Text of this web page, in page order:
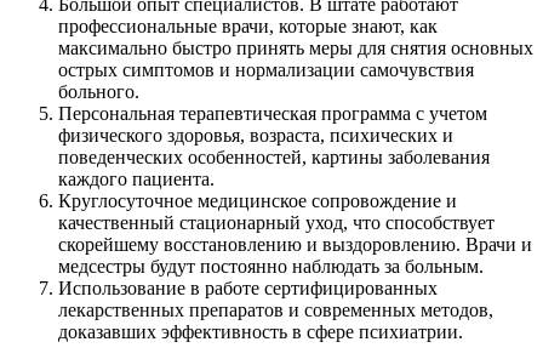
Большой опыт специалистов. В штате работают
профессиональные врачи, которые знают, как
максимально быстро принять меры для снятия основных
острых симптомов и нормализации самочувствия
больного.
Персональная терапевтическая программа с учетом
физического здоровья, возраста, психических и
поведенческих особенностей, картины заболевания
каждого пациента.
Круглосуточное медицинское сопровождение и
качественный стационарный уход, что способствует
скорейшему восстановлению и выздоровлению. Врачи и
медсестры будут постоянно наблюдать за больным.
Использование в работе сертифицированных
лекарственных препаратов и современных методов,
доказавших эффективность в сфере психиатрии.